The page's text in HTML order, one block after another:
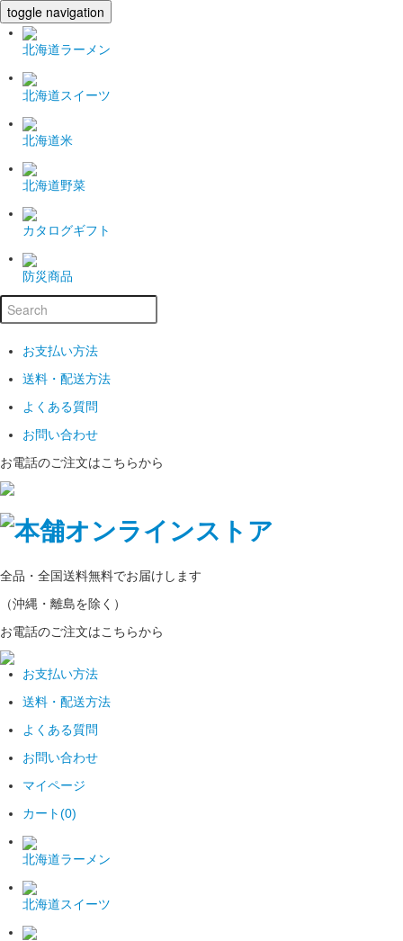
toggle navigation
北海道ラーメン
北海道スイーツ
北海道米
北海道野菜
カタログギフト
防災商品
お支払い方法
送料・配送方法
よくある質問
お問い合わせ
お電話のご注文はこちらから
全品・全国送料無料でお届けします
（沖縄・離島を除く）
お電話のご注文はこちらから
お支払い方法
送料・配送方法
よくある質問
お問い合わせ
マイページ
カート(0)
北海道ラーメン
北海道スイーツ